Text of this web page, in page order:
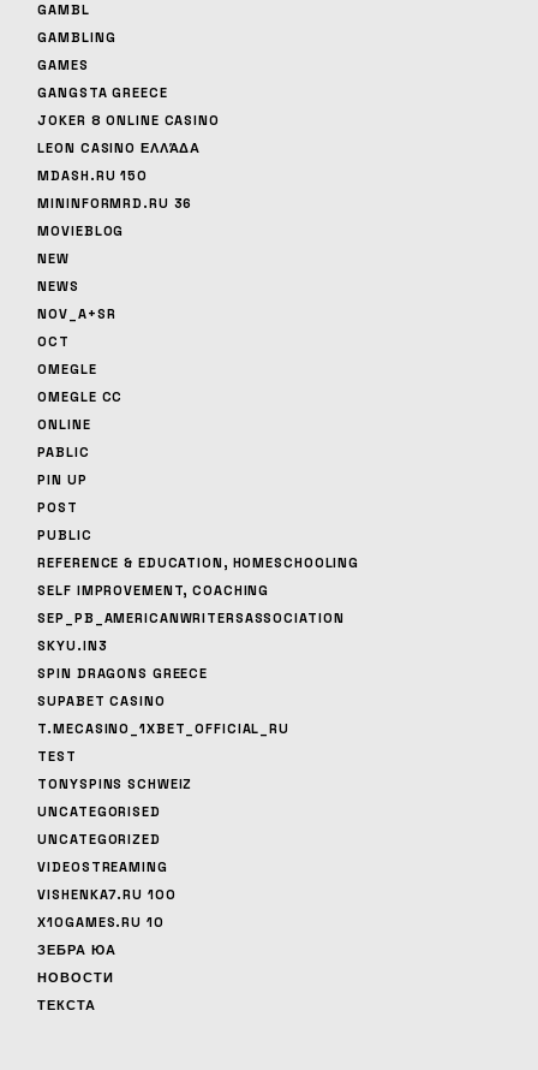
GAMBL
GAMBLING
GAMES
GANGSTA GREECE
JOKER 8 ONLINE CASINO
LEON CASINO ΕΛΛΆΔΑ
MDASH.RU 150
MININFORMRD.RU 36
MOVIEBLOG
NEW
NEWS
NOV_A+SR
OCT
OMEGLE
OMEGLE CC
ONLINE
PABLIC
PIN UP
POST
PUBLIC
REFERENCE & EDUCATION, HOMESCHOOLING
SELF IMPROVEMENT, COACHING
SEP_PB_AMERICANWRITERSASSOCIATION
SKYU.IN3
SPIN DRAGONS GREECE
SUPABET CASINO
T.MECASINO_1XBET_OFFICIAL_RU
TEST
TONYSPINS SCHWEIZ
UNCATEGORISED
UNCATEGORIZED
VIDEOSTREAMING
VISHENKA7.RU 100
X10GAMES.RU 10
ЗЕБРА ЮА
НОВОСТИ
ТЕКСТА